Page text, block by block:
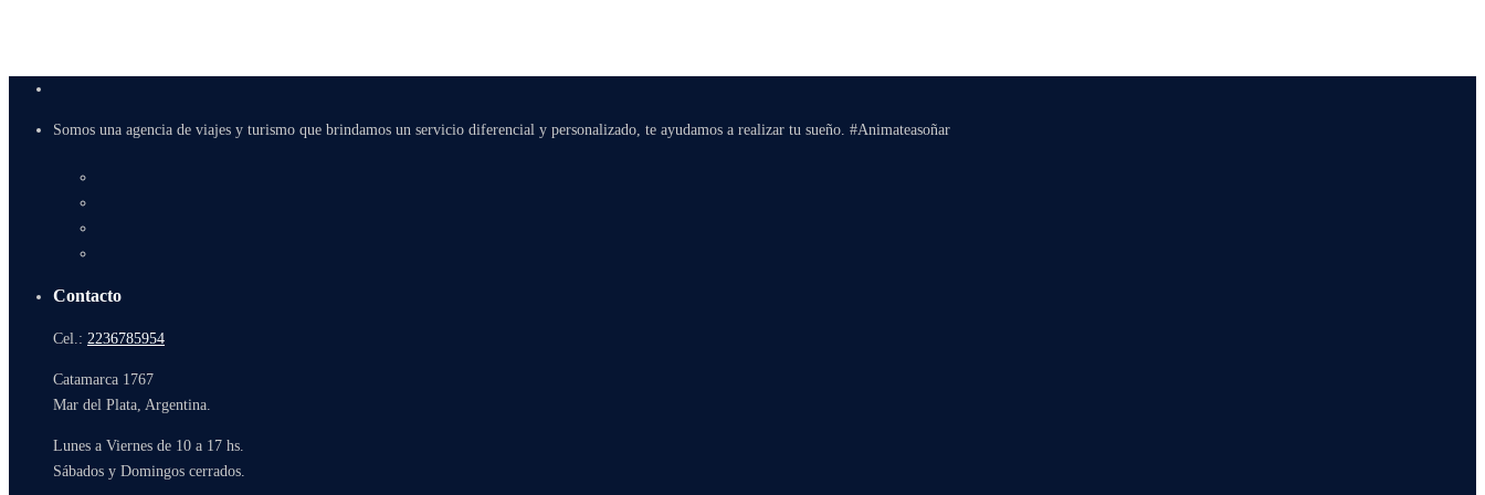
Somos una agencia de viajes y turismo que brindamos un servicio diferencial y personalizado, te ayudamos a realizar tu sueño. #Animateasoñar
Contacto
Cel.: 2236785954
Catamarca 1767
Mar del Plata, Argentina.
Lunes a Viernes de 10 a 17 hs.
Sábados y Domingos cerrados.